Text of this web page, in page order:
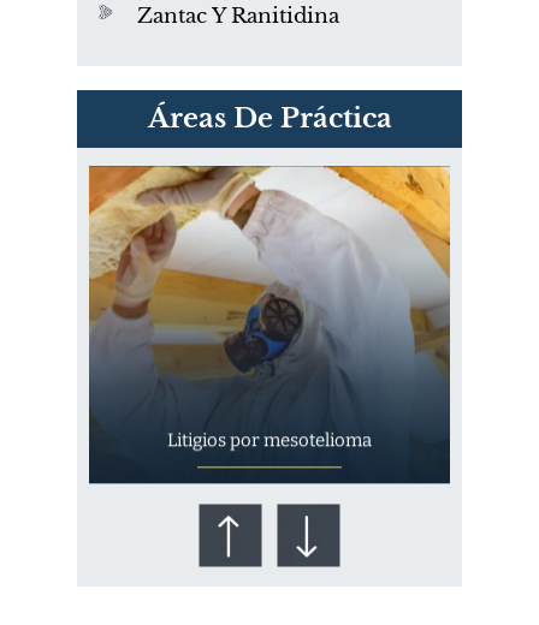
Zantac Y Ranitidina
Áreas De Práctica
PVC Cloruro de polivinilo
Exposición
Litigios por mesotelioma